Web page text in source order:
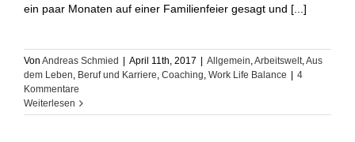
ein paar Monaten auf einer Familienfeier gesagt und [...]
Von Andreas Schmied April 11th, 2017 Allgemein,Arbeitswelt,Aus
dem Leben, Beruf und Karriere, Coaching, Work Life Balance
4
Kommentare
Weiterlesen